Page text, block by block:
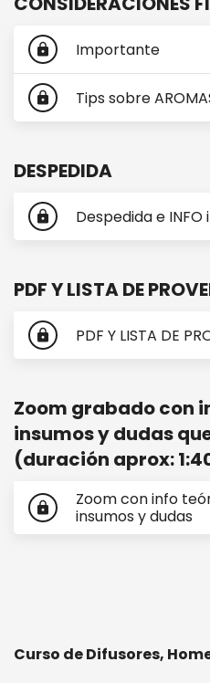
lock Importante
lock Tips sobre
DESPEDIDA
lock Despedida e
PDF Y LISTA DE
lock PDF Y LISTA DE
Zoom grabado con
insumos y dudas
(duración aprox:
lock
Zoom con info
insumos y dudas
Curso de Difusores,